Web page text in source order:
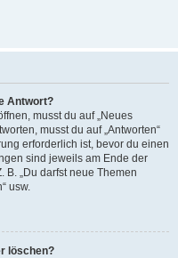
Antwort?
musst du auf „Neues
musst du auf „Antworten“
erforderlich ist, bevor du einen
sind jeweils am Ende der
B. „Du darfst neue Themen
usw.
löschen?